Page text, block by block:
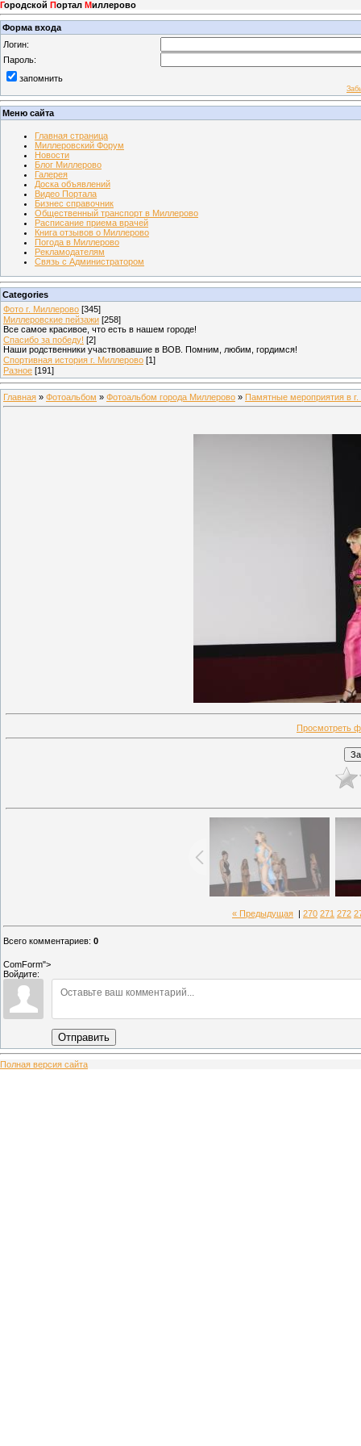
Городской Портал Миллерово
Форма входа
Логин:
Пароль:
запомнить
Меню сайта
Главная страница
Миллеровский Форум
Новости
Блог Миллерово
Галерея
Доска объявлений
Видео Портала
Бизнес справочник
Общественный транспорт в Миллерово
Расписание приема врачей
Книга отзывов о Миллерово
Погода в Миллерово
Рекламодателям
Связь с Администратором
Categories
Фото г. Миллерово [345]
Миллеровские пейзажи [258]
Все самое красивое, что есть в нашем городе!
Спасибо за победу! [2]
Наши родственники участвовавшие в ВОВ. Помним, любим, гордимся!
Спортивная история г. Миллерово [1]
Разное [191]
Главная » Фотоальбом » Фотоальбом города Миллерово » Памятные мероприятия в
Просмотреть
« Предыдущая 270 271 272
Всего комментариев: 0
ComForm">
Войдите:
Отправить
Полная версия сайта